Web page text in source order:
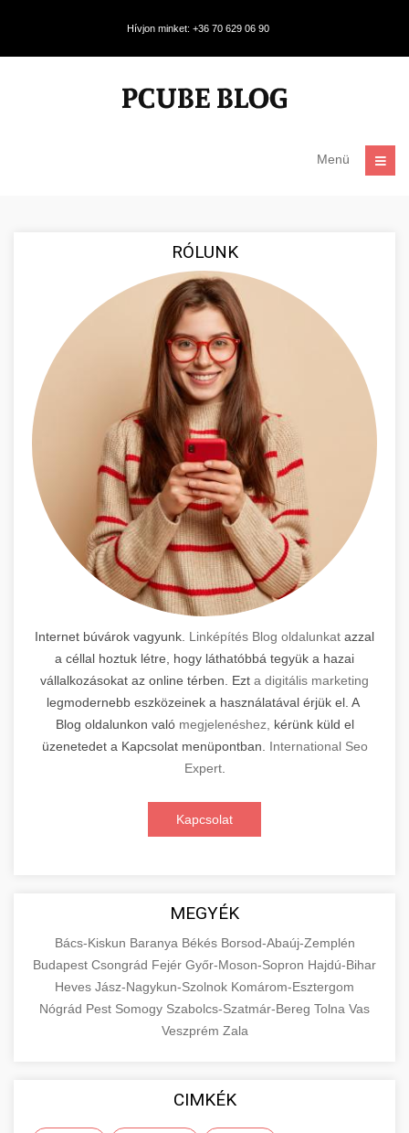
Hívjon minket: +36 70 629 06 90
Menü
RÓLUNK
Internet búvárok vagyunk. Linképítés Blog oldalunkat azzal
a céllal hoztuk létre, hogy láthatóbbá tegyük a hazai
vállalkozásokat az online térben. Ezt a digitális marketing
legmodernebb eszközeinek a használatával érjük el. A
Blog oldalunkon való megjelenéshez,
kérünk küld el
üzenetedet a Kapcsolat menüpontban. International Seo
Expert.
Kapcsolat
MEGYÉK
Bács-Kiskun Baranya Békés Borsod-Abaúj-Zemplén
Budapest Csongrád Fejér Győr-Moson-Sopron Hajdú-Bihar
Heves Jász-Nagykun-Szolnok Komárom-Esztergom
Nógrád Pest Somogy Szabolcs-Szatmár-Bereg Tolna Vas
Veszprém Zala
CIMKÉK